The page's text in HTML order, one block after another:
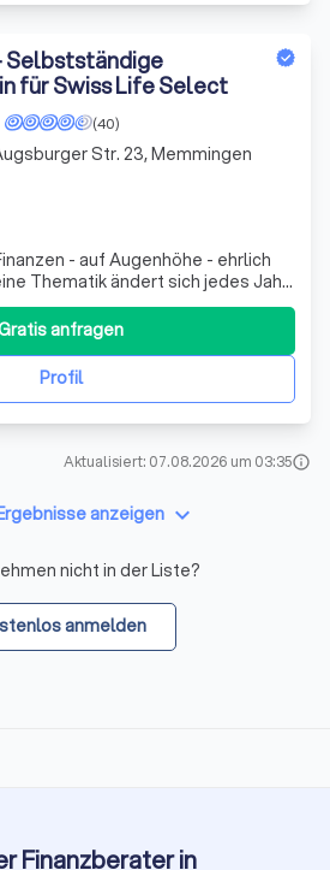
Selbstständige
für Swiss Life Select
(40)
- auf Augenhöhe - ehrlich
Thematik ändert sich jedes Jahr
Profil
anfragen
Str. 23, Memmingen
Aktualisiert: 07.08.2026 um 03:35info
anzeigen keyboard_arrow_down
nicht in der Liste?
anmelden
Finanzberater in